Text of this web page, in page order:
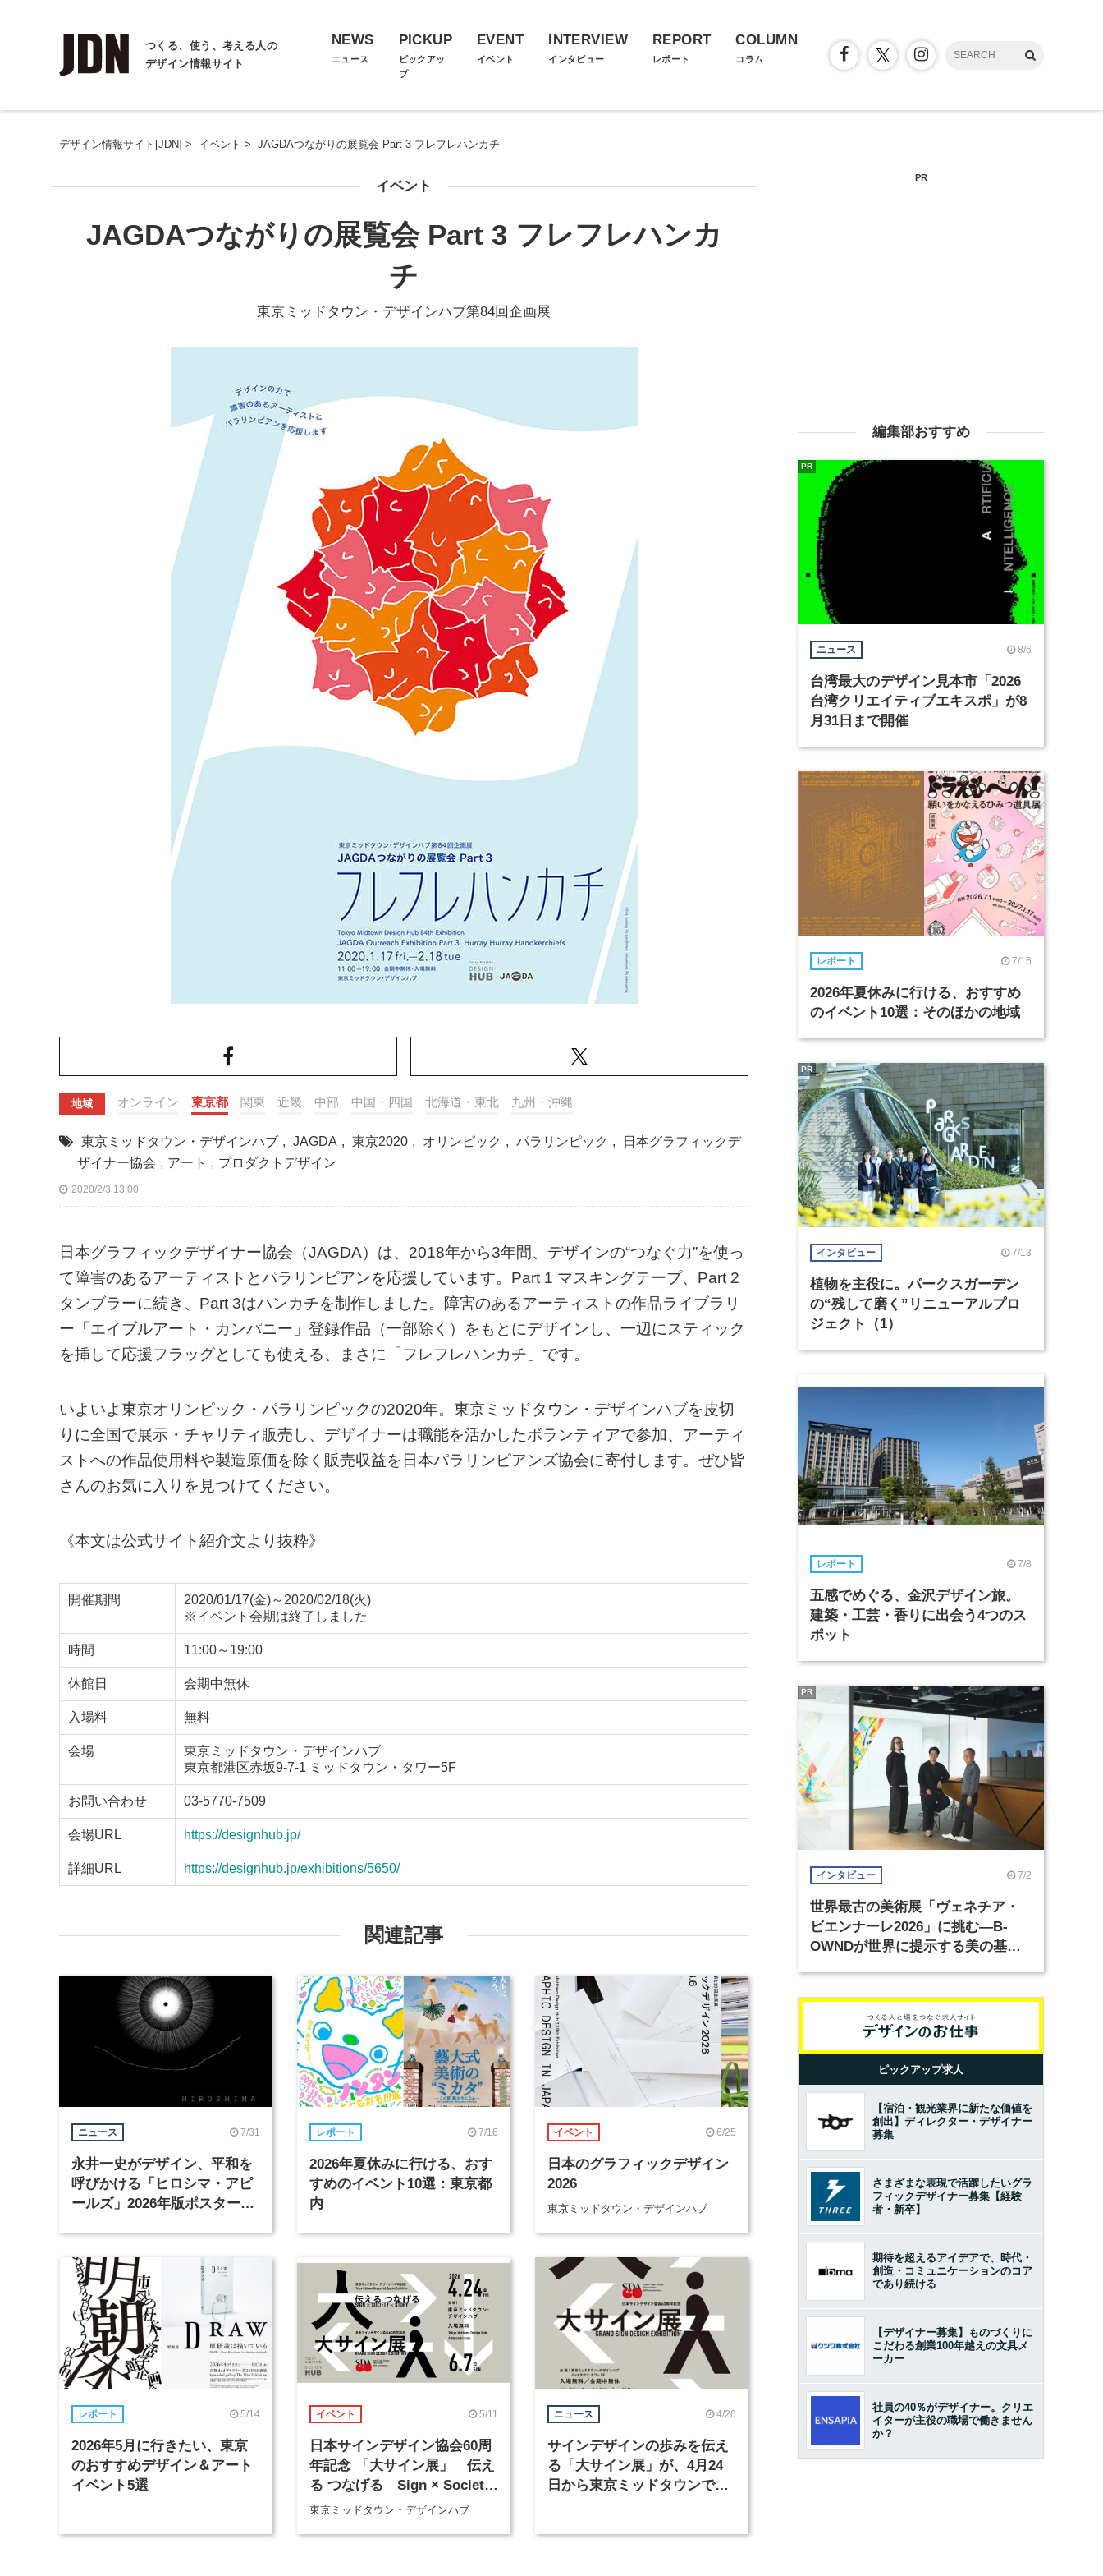
つくる、使う、考える人の
デザイン情報サイト
NEWS
ニュース
PICKUP
ピックアッ
プ
EVENT
イベント
INTERVIEW
インタビュー
REPORT
レポート
COLUMN
コラム
デザイン情報サイト[JDN] > イベント > JAGDAつながりの展覧会 Part 3 フレフレハンカチ
イベント
JAGDAつながりの展覧会 Part 3 フレフレハンカ
チ
東京ミッドタウン・デザインハブ第84回企画展
地域 オンライン 東京都 関東 近畿 中部 中国・四国 北海道・東北 九州・沖縄
東京ミッドタウン・デザインハブ , JAGDA , 東京2020 , オリンピック , パラリンピック ,
日本グラフィックデ
ザイナー協会 , アート , プロダクトデザイン
2020/2/3 13:00
日本グラフィックデザイナー協会（JAGDA）は、2018年から3年間、デザインの“つなぐ力”を使っ
て障害のあるアーティストとパラリンピアンを応援しています。Part 1 マスキングテープ、Part 2
タンブラーに続き、Part 3はハンカチを制作しました。障害のあるアーティストの作品ライブラリ
ー「エイブルアート・カンパニー」登録作品（一部除く）をもとにデザインし、一辺にスティック
を挿して応援フラッグとしても使える、まさに「フレフレハンカチ」です。
いよいよ東京オリンピック・パラリンピックの2020年。東京ミッドタウン・デザインハブを皮切
りに全国で展示・チャリティ販売し、デザイナーは職能を活かしたボランティアで参加、アーティ
ストへの作品使用料や製造原価を除く販売収益を日本パラリンピアンズ協会に寄付します。ぜひ皆
さんのお気に入りを見つけてください。
《本文は公式サイト紹介文より抜粋》
開催期間
2020/01/17(金)～2020/02/18(火)
※イベント会期は終了しました
時間 11:00～19:00
休館日 会期中無休
入場料 無料
会場
東京ミッドタウン・デザインハブ
東京都港区赤坂9-7-1 ミッドタウン・タワー5F
お問い合わせ 03-5770-7509
会場URL https://designhub.jp/
詳細URL https://designhub.jp/exhibitions/5650/
関連記事
ニュース 7/31
永井一史がデザイン、平和を
呼びかける「ヒロシマ・アピ
ールズ」2026年版ポスターが
レポート 7/16
2026年夏休みに行ける、おす
すめのイベント10選：東京都
内
イベント 6/25
日本のグラフィックデザイン
2026
東京ミッドタウン・デザインハブ
レポート 5/14
2026年5月に行きたい、東京
のおすすめデザイン＆アート
イベント5選
イベント 5/11
日本サインデザイン協会60周
年記念 「大サイン展」 伝え
る つなげる Sign × Society
× Story
東京ミッドタウン・デザインハブ
ニュース 4/20
サインデザインの歩みを伝え
る「大サイン展」が、4月24
日から東京ミッドタウンで開
PR
編集部おすすめ
ニュース 8/6
台湾最大のデザイン見本市「2026
台湾クリエイティブエキスポ」が8
月31日まで開催
PR
レポート 7/16
2026年夏休みに行ける、おすすめ
のイベント10選：そのほかの地域
インタビュー 7/13
植物を主役に。パークスガーデン
の“残して磨く”リニューアルプロ
ジェクト（1）
PR
レポート 7/8
五感でめぐる、金沢デザイン旅。
建築・工芸・香りに出会う4つのス
ポット
インタビュー 7/2
世界最古の美術展「ヴェネチア・
ビエンナーレ2026」に挑む―B-
OWNDが世界に提示する美の基準
PR
ピックアップ求人
【宿泊・観光業界に新たな価値を
創出】ディレクター・デザイナー
募集
さまざまな表現で活躍したいグラ
フィックデザイナー募集【経験
者・新卒】
期待を超えるアイデアで、時代・
創造・コミュニケーションのコア
であり続ける
【デザイナー募集】ものづくりに
こだわる創業100年越えの文具メ
ーカー
社員の40％がデザイナー。クリエ
イターが主役の職場で働きません
か？